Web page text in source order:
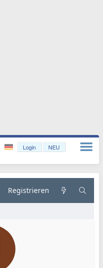
Login NEU
Registrieren